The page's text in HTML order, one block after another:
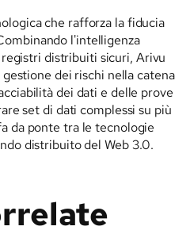
che rafforza la fiducia
l'intelligenza
distribuiti sicuri, Arivu
dei rischi nella catena
dei dati e delle prove
set di dati complessi su più
da ponte tra le tecnologie
distribuito del Web 3.0.